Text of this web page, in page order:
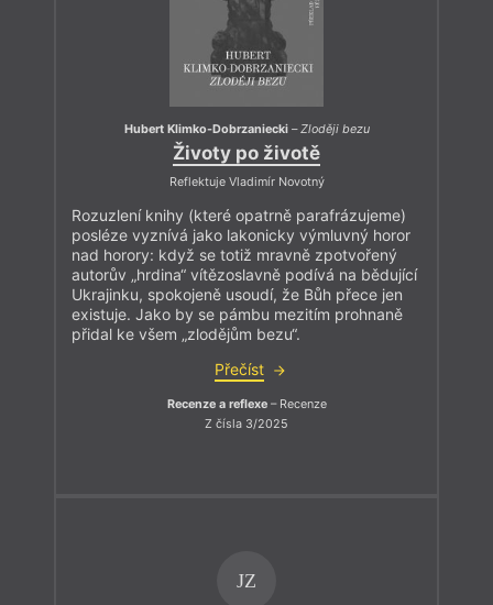
Hubert Klimko-Dobrzaniecki– Zloději bezu
Životy po životě
Reflektuje Vladimír Novotný
Rozuzlení knihy (které opatrně parafrázujeme)
posléze vyznívá jako lakonicky výmluvný horor
nad horory: když se totiž mravně zpotvořený
autorův „hrdina“ vítězoslavně podívá na bědující
Ukrajinku, spokojeně usoudí, že Bůh přece jen
existuje. Jako by se pámbu mezitím prohnaně
přidal ke všem „zlodějům bezu“.
Přečíst
Recenze a reflexe– Recenze
Z čísla 3/2025
JZ